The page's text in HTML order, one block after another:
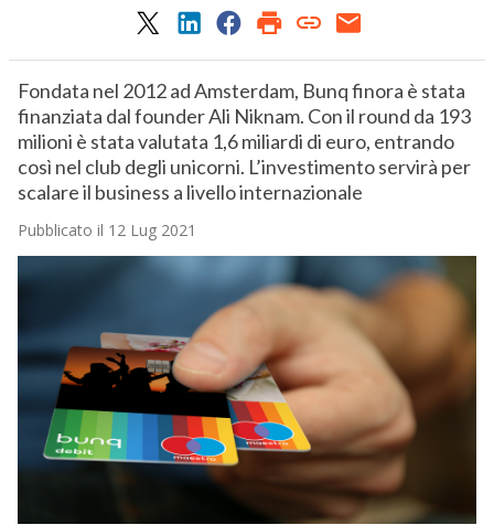
Fondata nel 2012 ad Amsterdam, Bunq finora è stata
finanziata dal founder Ali Niknam. Con il round da 193
milioni è stata valutata 1,6 miliardi di euro, entrando
così nel club degli unicorni. L’investimento servirà per
scalare il business a livello internazionale
Pubblicato il 12 Lug 2021